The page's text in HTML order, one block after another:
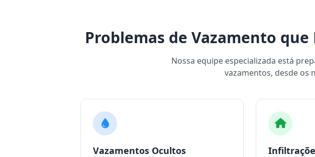
Problemas de Vazamento
Nossa equipe especializada está
vazamentos, desde os
Vazamentos Ocultos